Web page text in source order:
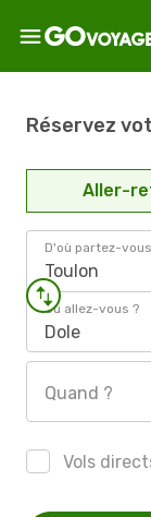
Réservez
Aller-
D'où partez-
Toulon
Où allez-vous ?
Dole
Quand ?
Vols